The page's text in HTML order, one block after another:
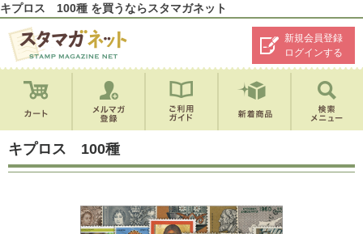
キプロス 100種 を買うならスタマガネット
新規会員登録
ログインする
キプロス 100種